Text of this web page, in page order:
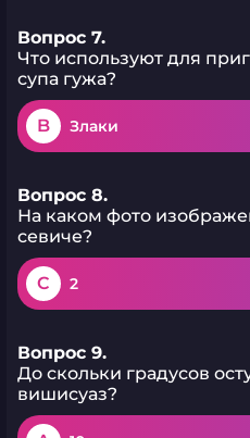
Вопрос 7.
Что используют для
супа гужа?
B Злаки
Вопрос 8.
На каком фото
севиче?
C 2
Вопрос 9.
До скольки градусов
вишисуаз?